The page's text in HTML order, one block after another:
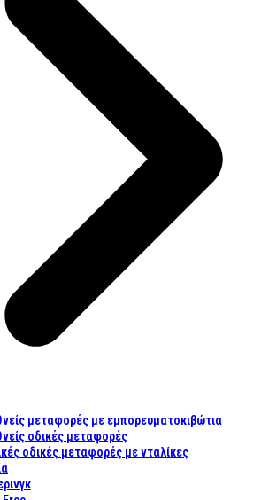
μεταφορές με εμπορευματοκιβώτια
οδικές μεταφορές
οδικές μεταφορές με νταλίκες